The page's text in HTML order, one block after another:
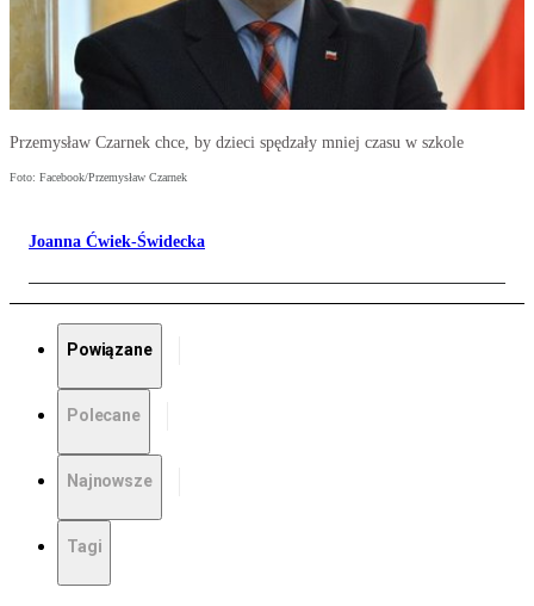
Przemysław Czarnek chce, by dzieci spędzały mniej czasu w szkole
Foto: Facebook/Przemysław Czarnek
Joanna Ćwiek-Świdecka
Powiązane
Polecane
Najnowsze
Tagi